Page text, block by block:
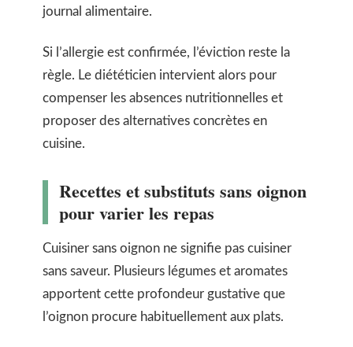
journal alimentaire.
Si l’allergie est confirmée, l’éviction reste la
règle. Le diététicien intervient alors pour
compenser les absences nutritionnelles et
proposer des alternatives concrètes en
cuisine.
Recettes et substituts sans oignon
pour varier les repas
Cuisiner sans oignon ne signifie pas cuisiner
sans saveur. Plusieurs légumes et aromates
apportent cette profondeur gustative que
l’oignon procure habituellement aux plats.